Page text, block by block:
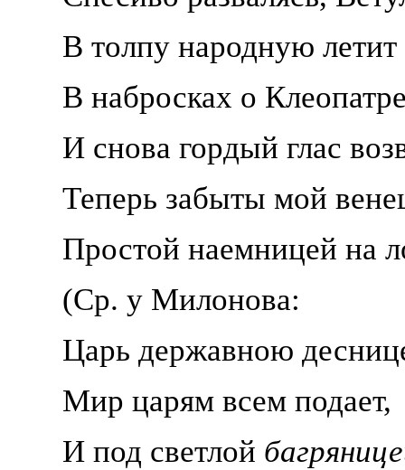
В толпу народную
В набросках о
И снова гордый глас
Теперь забыты мой
Простой наемницей на
(Ср. у Милонова:
Царь державною
Мир царям всем подает,
И под светлой